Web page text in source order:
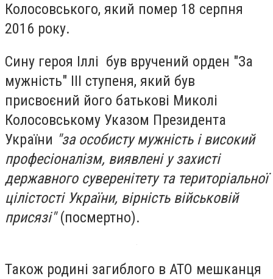
Колосовського, який помер 18 серпня
2016 року.
Сину героя Іллі був вручений орден "За
мужність" ІІІ ступеня, який був
присвоєний його батькові Миколі
Колосовському Указом Президента
України "за особисту мужність і високий
професіоналізм, виявлені у захисті
державного суверенітету та територіальної
цілістості України, вірність військовій
присязі"(посмертно).
Також родині загиблого в АТО мешканця